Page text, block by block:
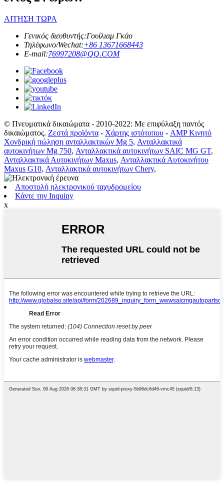
ΑΙΤΗΣΗ ΤΩΡΑ
Γενικός διευθυντής:Γουίλιαμ Γκάο
Τηλέφωνο/Wechat:+86 13671668443
E-mail:76997208@QQ.COM
© Πνευματικά δικαιώματα - 2010-2022: Με επιφύλαξη παντός
δικαιώματος. Ζεστά προϊόντα - Χάρτης ιστότοπου - AMP Κινητό
Χονδρική πώληση ανταλλακτικών Mg 5, Ανταλλακτικά
αυτοκινήτων Mg 750, Ανταλλακτικά αυτοκινήτων SAIC MG GT,
Ανταλλακτικά Αυτοκινήτων Maxus, Ανταλλακτικά Αυτοκινήτου
Maxus G10, Ανταλλακτικά αυτοκινήτων Chery,
Αποστολή ηλεκτρονικού ταχυδρομείου
Κάντε την Inquiny
x